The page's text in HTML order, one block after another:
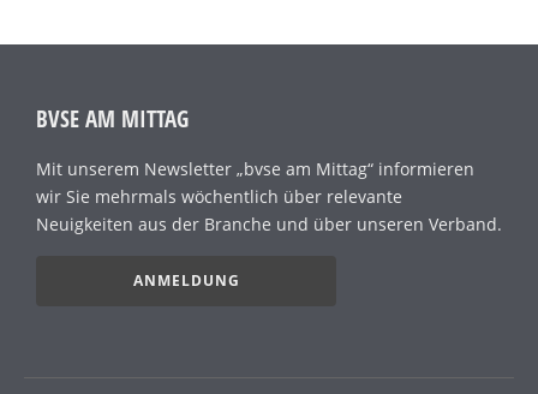
BVSE AM MITTAG
Mit unserem Newsletter „bvse am Mittag“ informieren
wir Sie mehrmals wöchentlich über relevante
Neuigkeiten aus der Branche und über unseren Verband.
ANMELDUNG